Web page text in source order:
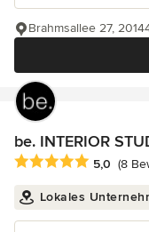
Brahmsallee 27,
be. INTERIOR
Durchschnittliche
5,0 (8
Lokales